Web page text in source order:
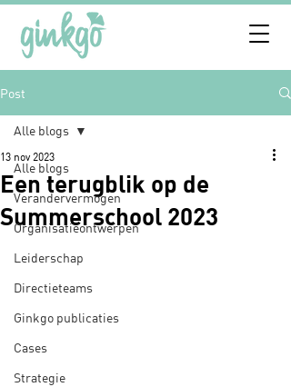
Post
Alle blogs
Verandervermogen
Organisatieontwerpen
Leiderschap
Directieteams
Ginkgo publicaties
Cases
Strategie
Alle blogs
Een terugblik op de
Summerschool 2023
13 nov 2023